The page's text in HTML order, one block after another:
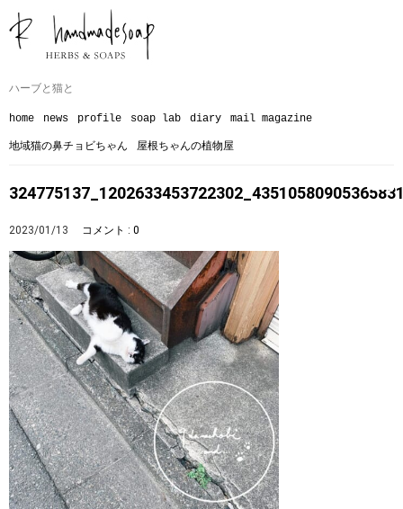
ハーブと猫と
home news profile soap lab diary mail magazine
地域猫の鼻チョビちゃん 屋根ちゃんの植物屋
2023/01/13 コメント : 0